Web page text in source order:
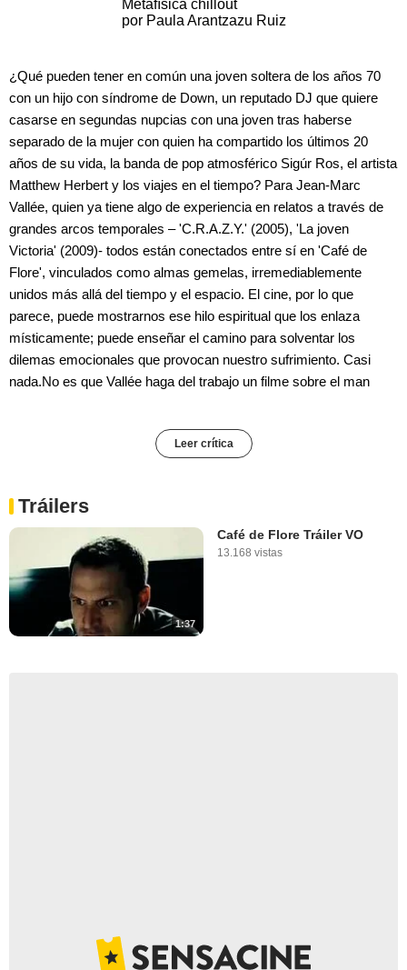
Metafísica chillout
por Paula Arantzazu Ruiz
¿Qué pueden tener en común una joven soltera de los años 70
con un hijo con síndrome de Down, un reputado DJ que quiere
casarse en segundas nupcias con una joven tras haberse
separado de la mujer con quien ha compartido los últimos 20
años de su vida, la banda de pop atmosférico Sigúr Ros, el artista
Matthew Herbert y los viajes en el tiempo? Para Jean-Marc
Vallée, quien ya tiene algo de experiencia en relatos a través de
grandes arcos temporales – 'C.R.A.Z.Y.' (2005), 'La joven
Victoria' (2009)- todos están conectados entre sí en 'Café de
Flore', vinculados como almas gemelas, irremediablemente
unidos más allá del tiempo y el espacio. El cine, por lo que
parece, puede mostrarnos ese hilo espiritual que los enlaza
místicamente; puede enseñar el camino para solventar los
dilemas emocionales que provocan nuestro sufrimiento. Casi
nada.No es que Vallée haga del trabajo un filme sobre el man
Leer crítica
Tráilers
1:37
Café de Flore Tráiler VO
13.168 vistas